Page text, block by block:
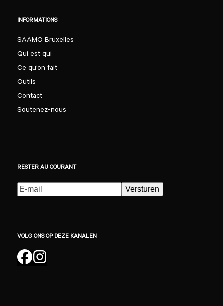
INFORMATIONS
SAAMO Bruxelles
Qui est qui
Ce qu’on fait
Outils
Contact
Soutenez-nous
RESTER AU COURANT
E-
mailadres(Nécessaire)
Versturen
VOLG ONS OP DEZE KANALEN
Facebook
Instagram